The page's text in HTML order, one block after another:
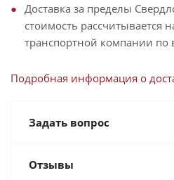
Доставка за пределы
стоимость рассчитывается
транспортной компании по
Подробная информация о
Задать вопрос
Отзывы